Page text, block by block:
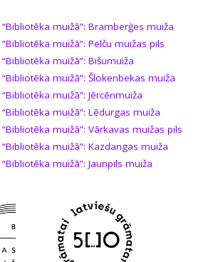
muižā”: Bramberģes muiža
muižā”: Pelču muižas pils
muižā”: Bišumuiža
muižā”: Šlokenbekas muiža
muižā”: Jērcēnmuiža
muižā”: Lēdurgas muiža
muižā”: Vārkavas muižas pils
muižā”: Kazdangas muiža
muižā”: Jaunpils muiža